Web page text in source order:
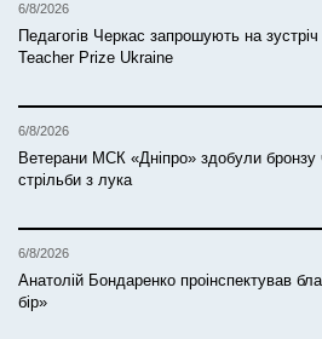
6/8/2026
Педагогів Черкас запрошують на
Teacher Prize Ukraine
6/8/2026
Ветерани МСК «Дніпро» здобули бронзу
стрільби з лука
6/8/2026
Анатолій Бондаренко проінспектував
бір»